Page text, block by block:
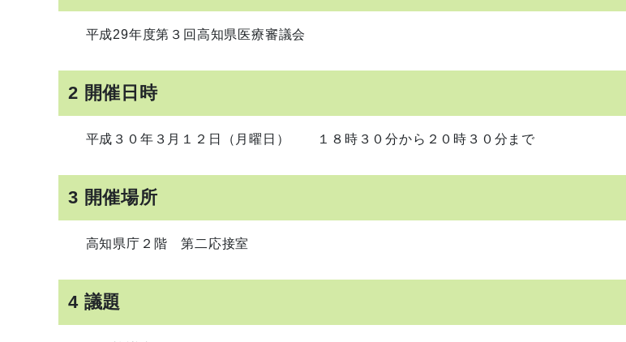
平成29年度第３回高知県医療審議会
2 開催日時
平成３０年３月１２日（月曜日） １８時３０分から２０時３０分まで
3 開催場所
高知県庁２階 第二応接室
4 議題